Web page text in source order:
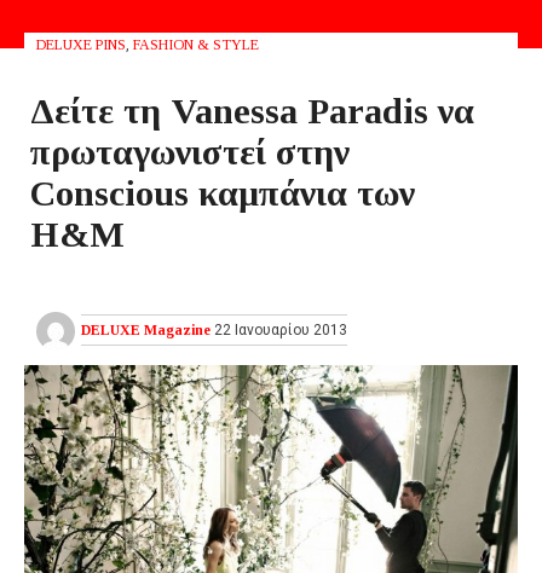
DELUXE PINS FASHION & STYLE
Δείτε τη Vanessa Paradis να
πρωταγωνιστεί στην
Conscious καμπάνια των
H&M
DELUXE Magazine 22 Ιανουαρίου 2013